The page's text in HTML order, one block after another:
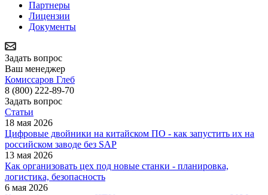
Партнеры
Лицензии
Документы
Задать вопрос
Ваш менеджер
Комиссаров Глеб
8 (800) 222-89-70
Задать вопрос
Статьи
18 мая 2026
Цифровые двойники на китайском ПО - как запустить их на
российском заводе без SAP
13 мая 2026
Как организовать цех под новые станки - планировка,
логистика, безопасность
6 мая 2026